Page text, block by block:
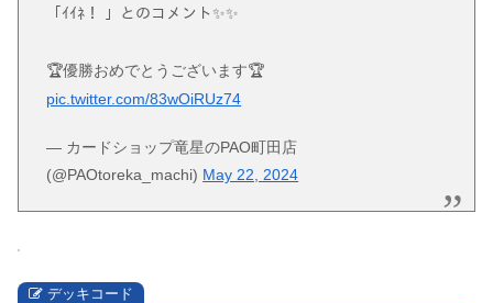
「ｲｲﾈ！ 」とのコメント✨✨
🏆優勝おめでとうございます🏆
pic.twitter.com/83wOiRUz74
— カードショップ竜星のPAO町田店
(@PAOtoreka_machi) May 22, 2024
デッキコード